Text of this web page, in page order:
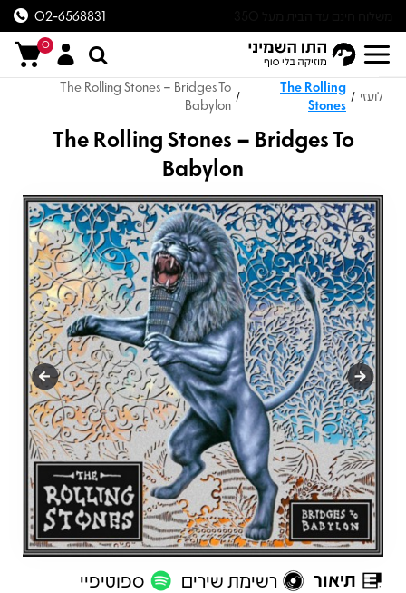
ש״ח
02-6568831
0
לועזי /
The Rolling
Stones
/
The Rolling Stones – Bridges To
Babylon
The Rolling Stones – Bridges To
Babylon
תיאור רשימת שירים ספוטיפיי